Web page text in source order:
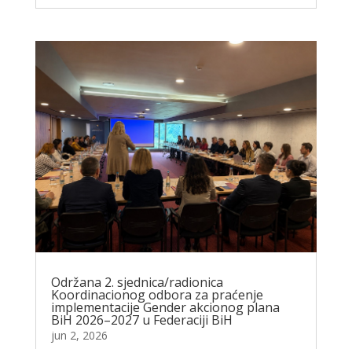
Održana 2. sjednica/radionica
Koordinacionog odbora za praćenje
implementacije Gender akcionog plana
BiH 2026–2027 u Federaciji BiH
jun 2, 2026